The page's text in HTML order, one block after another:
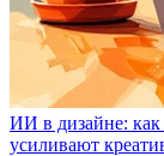
ИИ в дизайне: как
усиливают